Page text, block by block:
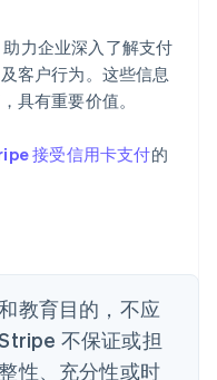
力企业深入了解支付
客户行为。这些信息
具有重要价值。
接受信用卡支付的
教育目的，不应
不保证或担
性、充分性或时